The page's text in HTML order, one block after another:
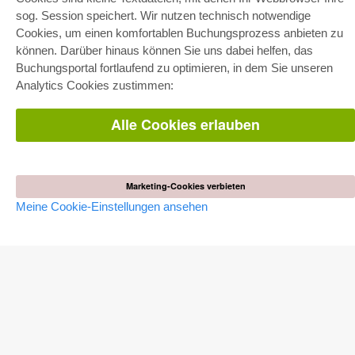
sog. Session speichert. Wir nutzen technisch notwendige
Cookies, um einen komfortablen Buchungsprozess anbieten zu
können. Darüber hinaus können Sie uns dabei helfen, das
Buchungsportal fortlaufend zu optimieren, in dem Sie unseren
Analytics Cookies zustimmen:
Alle Cookies erlauben
Marketing-Cookies verbieten
Meine Cookie-Einstellungen ansehen
Gesamtpaket
Fachbereichspakete
Pick & Choose
Bereitstellung von E-Books
Häufig gestellte Fragen (FAQ)
WEBSHOP
Alle Autoren
Habilitation publizieren